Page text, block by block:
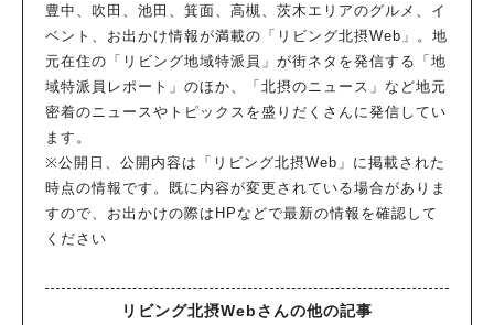
豊中、吹田、池田、箕面、高槻、茨木エリアのグルメ、イ
ベント、お出かけ情報が満載の「リビング北摂Web」。地
元在住の「リビング地域特派員」が街ネタを発信する「地
域特派員レポート」のほか、「北摂のニュース」など地元
密着のニュースやトピックスを盛りだくさんに発信してい
ます。
※公開日、公開内容は「リビング北摂Web」に掲載された
時点の情報です。既に内容が変更されている場合がありま
すので、お出かけの際はHPなどで最新の情報を確認して
ください
リビング北摂Webさんの他の記事